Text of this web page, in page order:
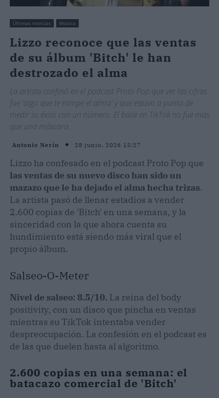
Últimas noticias Música
Lizzo reconoce que las ventas
de su álbum 'Bitch' le han
destrozado el alma
La artista confesó en el podcast Proto Pop que ver las cifras
fue 'algo que te rompe el alma' y que estuvo a punto de
medir su éxito con un número. El baile en TikTok no fue más
que una máscara.
Antonio Nerín 28 junio, 2026 15:27
Lizzo ha confesado en el podcast Proto Pop que
las ventas de su nuevo disco han sido un
mazazo que le ha dejado el alma hecha trizas.
La artista pasó de llenar estadios a vender
2.600 copias de 'Bitch' en una semana, y la
sinceridad con la que ahora cuenta su
hundimiento está siendo más viral que el
propio álbum.
Salseo-O-Meter
Nivel de salseo: 8.5/10. La reina del body
positivity, con un disco que pincha en ventas
mientras su TikTok intentaba vender
despreocupación. La confesión en el podcast es
de las que duelen hasta al algoritmo.
2.600 copias en una semana: el
batacazo comercial de 'Bitch'